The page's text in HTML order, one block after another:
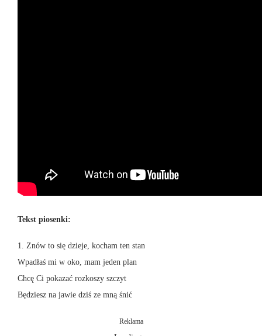
Tekst piosenki:
1. Znów to się dzieje, kocham ten stan
Wpadłaś mi w oko, mam jeden plan
Chcę Ci pokazać rozkoszy szczyt
Będziesz na jawie dziś ze mną śnić
Reklama